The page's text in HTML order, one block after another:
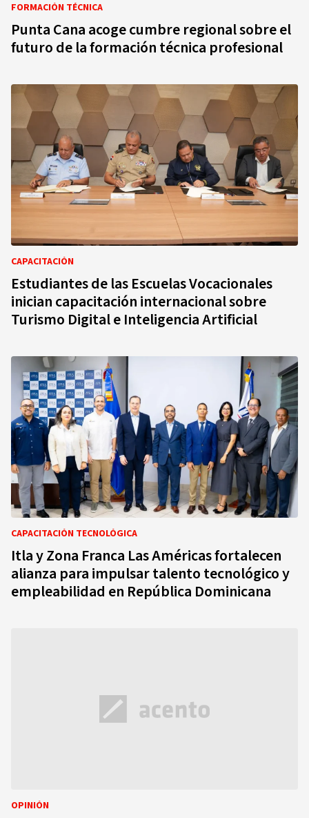
FORMACIÓN TÉCNICA
Punta Cana acoge cumbre regional sobre el
futuro de la formación técnica profesional
CAPACITACIÓN
Estudiantes de las Escuelas Vocacionales
inician capacitación internacional sobre
Turismo Digital e Inteligencia Artificial
CAPACITACIÓN TECNOLÓGICA
Itla y Zona Franca Las Américas fortalecen
alianza para impulsar talento tecnológico y
empleabilidad en República Dominicana
OPINIÓN